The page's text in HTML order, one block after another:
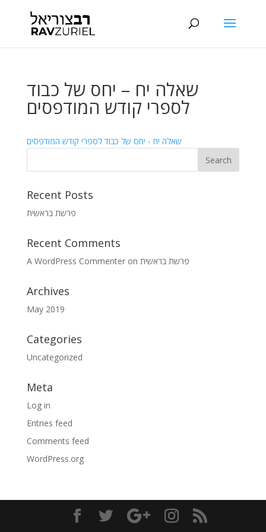
שאלה יח – יחס של כבוד
לספרי קודש המודפסים
שאלה יח - יחס של כבוד לספרי קודש המודפסים
Recent Posts
פרשת בראשית
Recent Comments
A WordPress Commenteron פרשת בראשית
Archives
May 2019
Categories
Uncategorized
Meta
Log in
Entries feed
Comments feed
WordPress.org